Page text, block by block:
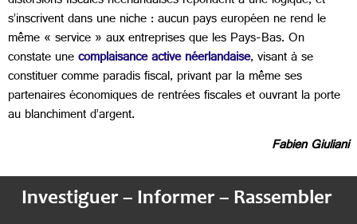
s’inscrivent dans une niche : aucun pays européen ne rend le
même « service » aux entreprises que les Pays-Bas. On
constate unecomplaisance active néerlandaise, visant à se
constituer comme paradis fiscal, privant par la même ses
partenaires économiques de rentrées fiscales et ouvrant la porte
au blanchiment d’argent.
Fabien Giuliani
Investiguer – Informer – Rassembler